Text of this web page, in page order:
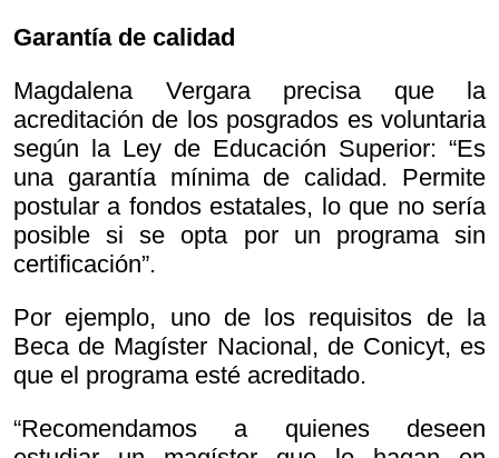
Garantía de calidad
Magdalena Vergara precisa que la
acreditación de los posgrados es voluntaria
según la Ley de Educación Superior: “Es
una garantía mínima de calidad. Permite
postular a fondos estatales, lo que no sería
posible si se opta por un programa sin
certificación”.
Por ejemplo, uno de los requisitos de la
Beca de Magíster Nacional, de Conicyt, es
que el programa esté acreditado.
“Recomendamos a quienes deseen